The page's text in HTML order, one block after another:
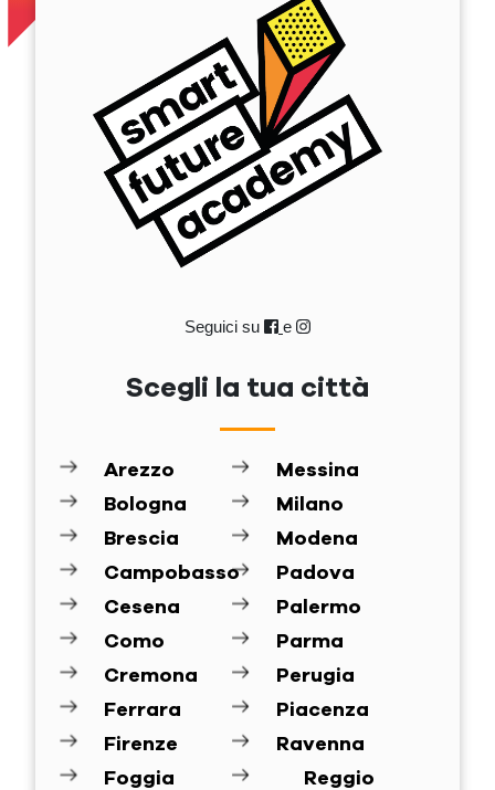
Seguici su e
Scegli la tua città
Arezzo
Bologna
Brescia
Campobasso
Cesena
Como
Cremona
Ferrara
Firenze
Foggia
Messina
Milano
Modena
Padova
Palermo
Parma
Perugia
Piacenza
Ravenna
Reggio